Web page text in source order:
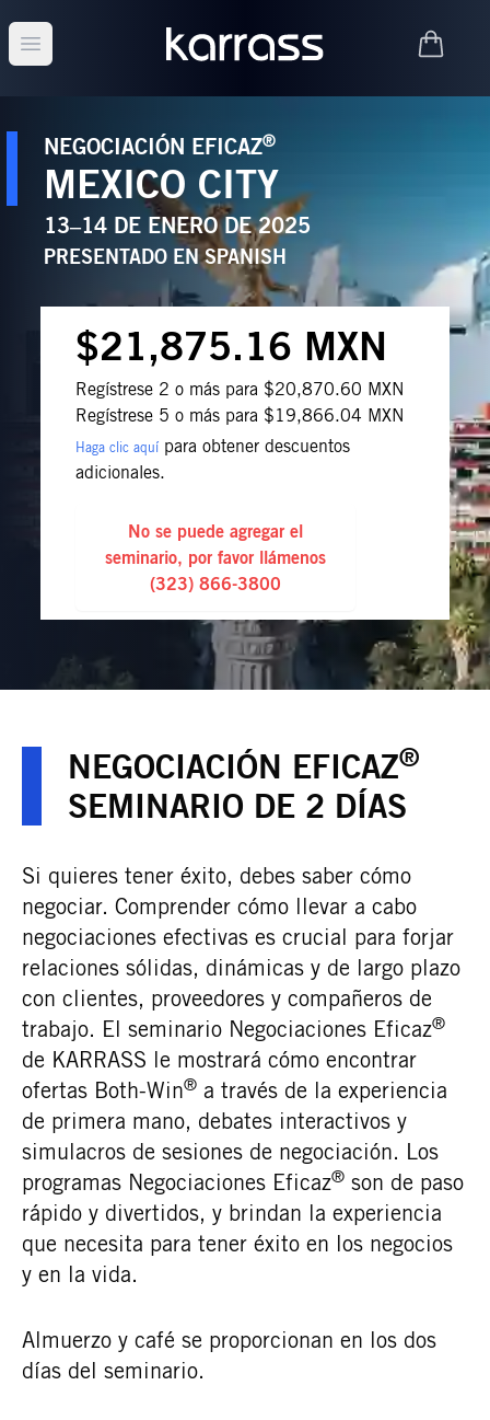
Open main menu
NEGOCIACIÓN EFICAZ®
MEXICO CITY
13–14 DE ENERO DE 2025
PRESENTADO EN SPANISH
$21,875.16 MXN
Regístrese 2 o más para $20,870.60 MXN
Regístrese 5 o más para $19,866.04 MXN
Haga clic aquí para obtener descuentos
adicionales.
No se puede agregar el
seminario, por favor llámenos
(323) 866-3800
NEGOCIACIÓN EFICAZ®
SEMINARIO DE 2 DÍAS
Si quieres tener éxito, debes saber cómo
negociar. Comprender cómo llevar a cabo
negociaciones efectivas es crucial para forjar
relaciones sólidas, dinámicas y de largo plazo
con clientes, proveedores y compañeros de
trabajo. El seminario Negociaciones Eficaz®
de KARRASS le mostrará cómo encontrar
ofertas Both-Win® a través de la experiencia
de primera mano, debates interactivos y
simulacros de sesiones de negociación. Los
programas Negociaciones Eficaz® son de paso
rápido y divertidos, y brindan la experiencia
que necesita para tener éxito en los negocios
y en la vida.
Almuerzo y café se proporcionan en los dos
días del seminario.